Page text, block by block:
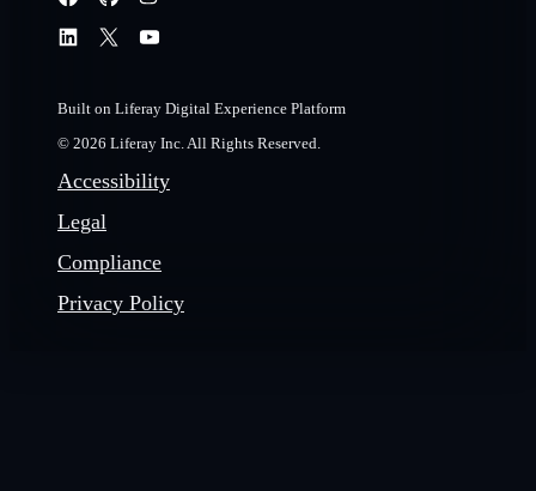
Built on Liferay Digital Experience Platform
© 2026 Liferay Inc. All Rights Reserved.
Accessibility
Legal
Compliance
Privacy Policy